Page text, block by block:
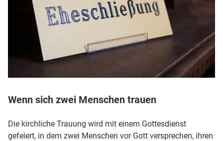
Wenn sich zwei Menschen trauen
Die kirchliche Trauung wird mit einem Gottesdienst
gefeiert, in dem zwei Menschen vor Gott versprechen, ihren